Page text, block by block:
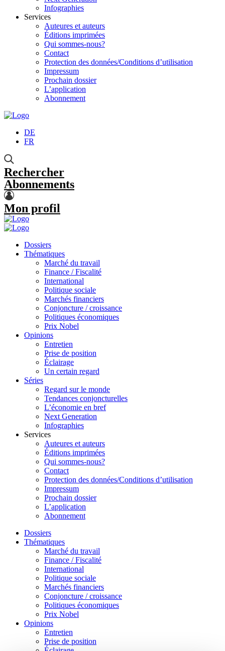
Infographies
Services
Auteures et auteurs
Éditions imprimées
Qui sommes-nous?
Contact
Protection des données/Conditions d’utilisation
Impressum
Prochain dossier
L’application
Abonnement
DE
FR
Rechercher
Abonnements
Mon profil
Dossiers
Thématiques
Marché du travail
Finance / Fiscalité
International
Politique sociale
Marchés financiers
Conjoncture / croissance
Politiques économiques
Prix Nobel
Opinions
Entretien
Prise de position
Éclairage
Un certain regard
Séries
Regard sur le monde
Tendances conjoncturelles
L’économie en bref
Next Generation
Infographies
Services
Auteures et auteurs
Éditions imprimées
Qui sommes-nous?
Contact
Protection des données/Conditions d’utilisation
Impressum
Prochain dossier
L’application
Abonnement
Dossiers
Thématiques
Marché du travail
Finance / Fiscalité
International
Politique sociale
Marchés financiers
Conjoncture / croissance
Politiques économiques
Prix Nobel
Opinions
Entretien
Prise de position